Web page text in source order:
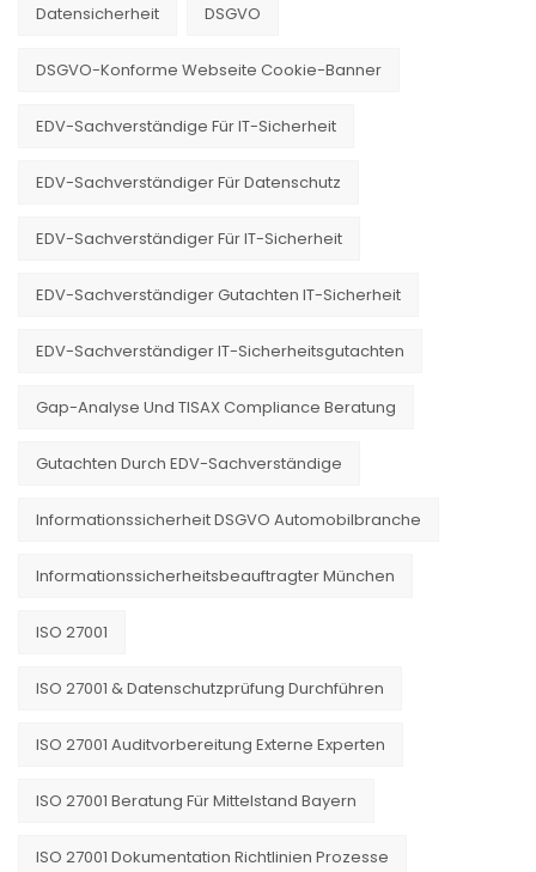
Datensicherheit DSGVO
DSGVO-Konforme Webseite Cookie-Banner
EDV-Sachverständige Für IT-Sicherheit
EDV-Sachverständiger Für Datenschutz
EDV-Sachverständiger Für IT-Sicherheit
EDV-Sachverständiger Gutachten IT-Sicherheit
EDV-Sachverständiger IT-Sicherheitsgutachten
Gap-Analyse Und TISAX Compliance Beratung
Gutachten Durch EDV-Sachverständige
Informationssicherheit DSGVO Automobilbranche
Informationssicherheitsbeauftragter München
ISO 27001
ISO 27001 & Datenschutzprüfung Durchführen
ISO 27001 Auditvorbereitung Externe Experten
ISO 27001 Beratung Für Mittelstand Bayern
ISO 27001 Dokumentation Richtlinien Prozesse